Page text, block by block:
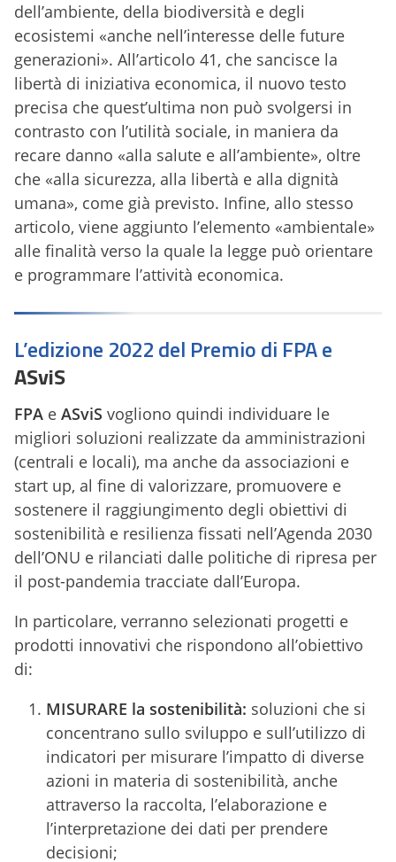
dell’ambiente, della biodiversità e degli
ecosistemi «anche nell’interesse delle future
generazioni». All’articolo 41, che sancisce la
libertà di iniziativa economica, il nuovo testo
precisa che quest’ultima non può svolgersi in
contrasto con l’utilità sociale, in maniera da
recare danno «alla salute e all’ambiente», oltre
che «alla sicurezza, alla libertà e alla dignità
umana», come già previsto. Infine, allo stesso
articolo, viene aggiunto l’elemento «ambientale»
alle finalità verso la quale la legge può orientare
e programmare l’attività economica.
L’edizione 2022 del Premio di FPA e
ASviS
FPA e ASviS vogliono quindi individuare le
migliori soluzioni realizzate da amministrazioni
(centrali e locali), ma anche da associazioni e
start up, al fine di valorizzare, promuovere e
sostenere il raggiungimento degli obiettivi di
sostenibilità e resilienza fissati nell’Agenda 2030
dell’ONU e rilanciati dalle politiche di ripresa per
il post-pandemia tracciate dall’Europa.
In particolare, verranno selezionati progetti e
prodotti innovativi che rispondono all’obiettivo
di:
MISURARE la sostenibilità: soluzioni che si
concentrano sullo sviluppo e sull’utilizzo di
indicatori per misurare l’impatto di diverse
azioni in materia di sostenibilità, anche
attraverso la raccolta, l’elaborazione e
l’interpretazione dei dati per prendere
decisioni;